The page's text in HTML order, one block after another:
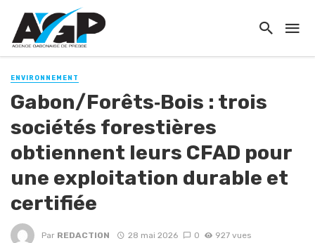
ENVIRONNEMENT
Gabon/Forêts‑Bois : trois
sociétés forestières
obtiennent leurs CFAD pour
une exploitation durable et
certifiée
Par REDACTION 28 mai 2026 0 927 vues